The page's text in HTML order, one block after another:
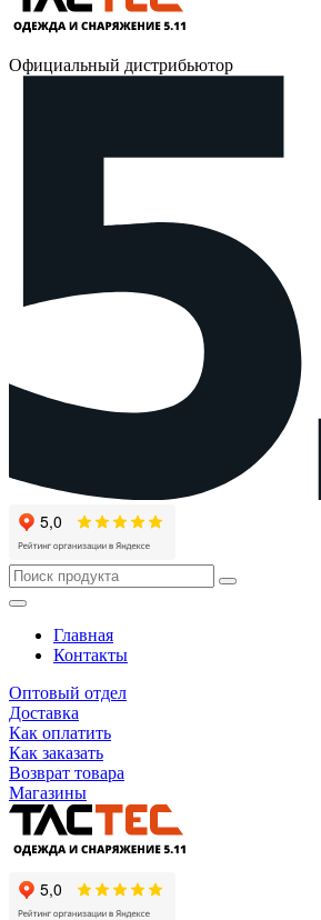
Официальный дистрибьютор
Главная
Контакты
Оптовый отдел
Доставка
Как оплатить
Как заказать
Возврат товара
Магазины